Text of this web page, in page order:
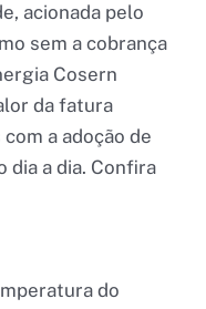
acionada pelo
sem a cobrança
Cosern
da fatura
a adoção de
dia a dia. Confira
do